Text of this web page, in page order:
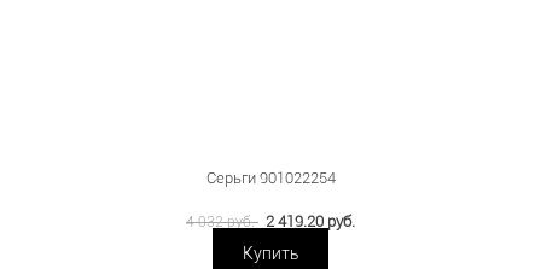
Серьги 901022254
4 032 руб. 2 419.20 руб.
Купить